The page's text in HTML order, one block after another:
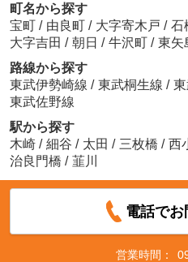
町名から探す
宝町 / 由良町 / 大字寄木戸 / 石
大字吉田 / 朝日 / 牛沢町 / 東矢
路線から探す
東武伊勢崎線 / 東武桐生線 /
東武佐野線
駅から探す
木崎 / 細谷 / 太田 / 三枚橋 / 西
治良門橋 / 韮川
電話で
営業時間：